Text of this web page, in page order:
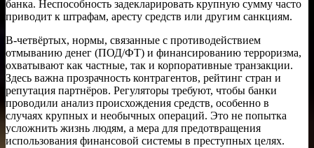
банка. Неспособность задекларировать крупную сумму часто
приводит к штрафам, аресту средств или другим санкциям.
В-четвёртых, нормы, связанные с противодействием
отмыванию денег (ПОД/ФТ) и финансированию терроризма,
охватывают как частные, так и корпоративные транзакции.
Здесь важна прозрачность контрагентов, рейтинг стран и
репутация партнёров. Регуляторы требуют, чтобы банки
проводили анализ происхождения средств, особенно в
случаях крупных и необычных операций. Это не попытка
усложнить жизнь людям, а мера для предотвращения
использования финансовой системы в преступных целях.